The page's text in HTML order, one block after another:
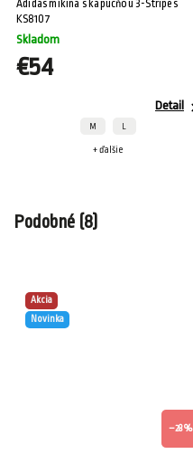
Adidas mikina s kapucňou 3-Stripes
KS8107
Skladom
€54
Detail
M
+ ďalšie
Podobné (8)
Akcia
Novinka
–28 %